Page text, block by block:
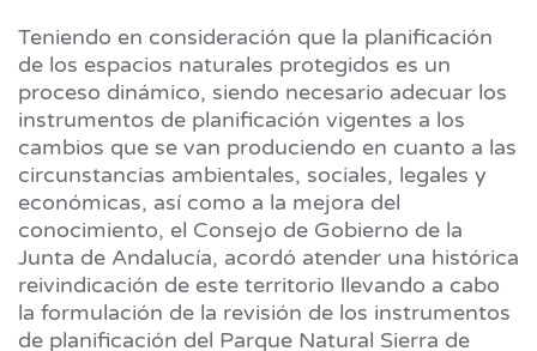
Teniendo en consideración que la planificación
de los espacios naturales protegidos es un
proceso dinámico, siendo necesario adecuar los
instrumentos de planificación vigentes a los
cambios que se van produciendo en cuanto a las
circunstancias ambientales, sociales, legales y
económicas, así como a la mejora del
conocimiento, el Consejo de Gobierno de la
Junta de Andalucía, acordó atender una histórica
reivindicación de este territorio llevando a cabo
la formulación de la revisión de los instrumentos
de planificación del Parque Natural Sierra de